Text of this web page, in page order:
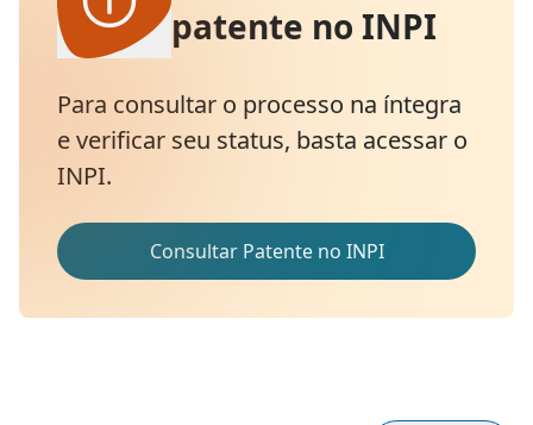
patente no INPI
Para consultar o processo na íntegra
e verificar seu status, basta acessar o
INPI.
Consultar Patente no INPI